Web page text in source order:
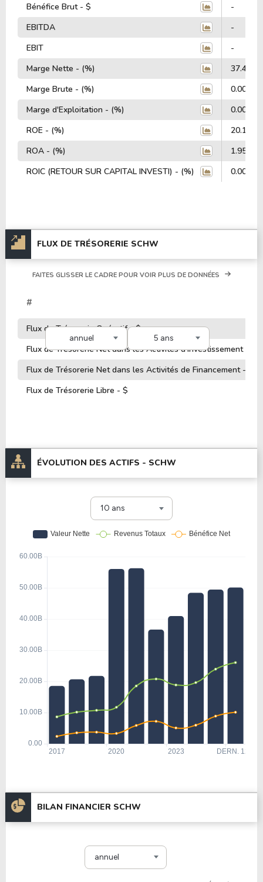
Bénéfice Brut - $
-
EBITDA
-
EBIT
-
Marge Nette - (%)
37.43%
Marge Brute - (%)
0.00%
Marge d'Exploitation - (%)
0.00%
ROE - (%)
20.15%
ROA - (%)
1.95%
ROIC (RETOUR SUR CAPITAL INVESTI) - (%)
0.00%
FLUX DE TRÉSORERIE SCHW
annuel 5 ans
FAITES GLISSER LE CADRE POUR VOIR PLUS DE DONNÉES
#
Flux de Trésorerie Opératif - $
Flux de Trésorerie Net dans les Activités d'Investissement - $
Flux de Trésorerie Net dans les Activités de Financement - $
Flux de Trésorerie Libre - $
ÉVOLUTION DES ACTIFS - SCHW
10 ans
BILAN FINANCIER SCHW
annuel